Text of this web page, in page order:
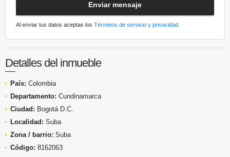
Enviar mensaje
Al enviar tus datos aceptas los Términos de servicio y privacidad
Detalles del inmueble
País: Colombia
Departamento: Cundinamarca
Ciudad: Bogotá D.C.
Localidad: Suba
Zona / barrio: Suba
Código: 8162063